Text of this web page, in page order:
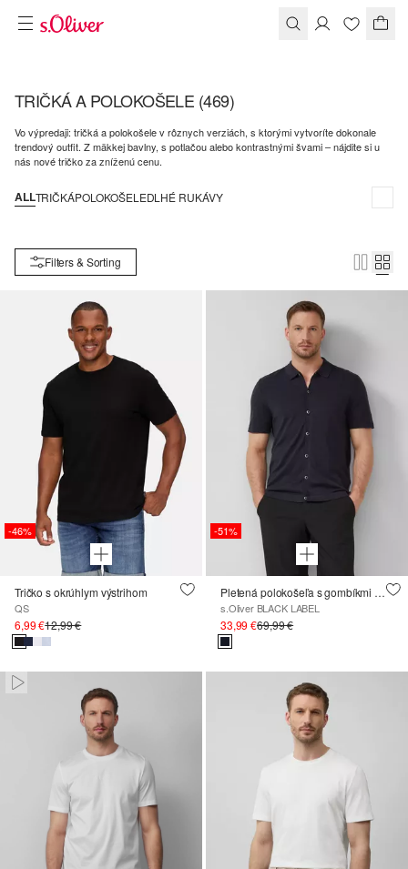
TRIČKÁ A POLOKOŠELE (469)
Vo výpredaji: tričká a polokošele v rôznych verziách, s ktorými vytvoríte dokonale
trendový outfit. Z mäkkej bavlny, s potlačou alebo kontrastnými švami – nájdite si u
nás nové tričko za zníženú cenu.
ALLTRIČKÁPOLOKOŠELEDLHÉ RUKÁVY
Filters & Sorting
-46%
Tričko s okrúhlym výstrihom
QS
6,99 €12,99 €
-51%
Pletená polokošeľa s gombíkmi vyrobená zo zmesi bavlny a hodvábu
s.Oliver BLACK LABEL
33,99 €69,99 €
Paused • Muted